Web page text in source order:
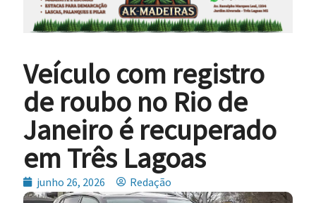
Veículo com registro
de roubo no Rio de
Janeiro é recuperado
em Três Lagoas
junho 26, 2026 Redação